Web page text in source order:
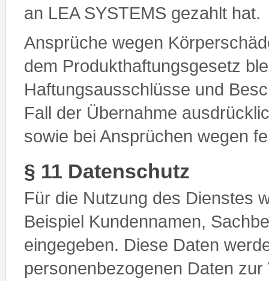
an LEA SYSTEMS gezahlt hat.
Ansprüche wegen
dem Produkthaftungsgesetz
Haftungsausschlüsse und
Fall der Übernahme
sowie bei Ansprüchen wegen
§ 11 Datenschutz
Für die Nutzung des Dienstes
Beispiel Kundennamen,
eingegeben. Diese Daten
personenbezogenen Daten